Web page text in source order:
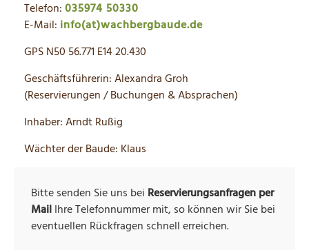
Telefon: 035974 50330
E-Mail: info(at)wachbergbaude.de
GPS N50 56.771 E14 20.430
Geschäftsführerin: Alexandra Groh
(Reservierungen / Buchungen & Absprachen)
Inhaber: Arndt Rußig
Wächter der Baude: Klaus
Bitte senden Sie uns bei Reservierungsanfragen per
Mail Ihre Telefonnummer mit, so können wir Sie bei
eventuellen Rückfragen schnell erreichen.